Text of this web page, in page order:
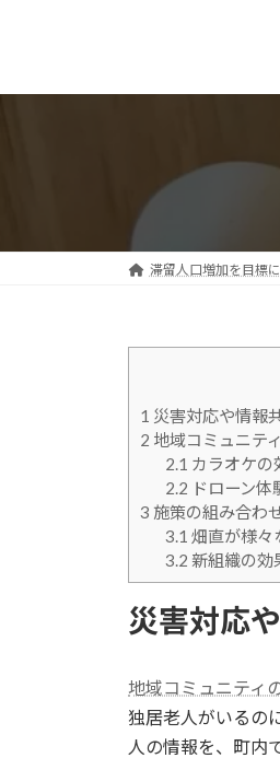
滞留人口増加を目標
1 災害対応や情報
2 地域コミュニテ
2.1 カラオケの
2.2 ドローン体
3 施策の組み合わ
3.1 畑直が様々
3.2 新組織の効
災害対応
地域コミュニティ
独居老人がいるの
人の情報を、町内